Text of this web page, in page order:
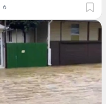
6